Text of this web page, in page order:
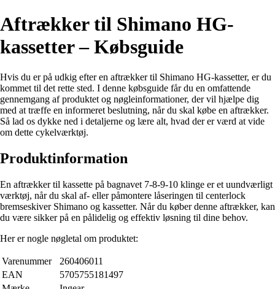
Aftrækker til Shimano HG-
kassetter – Købsguide
Hvis du er på udkig efter en aftrækker til Shimano HG-kassetter, er du
kommet til det rette sted. I denne købsguide får du en omfattende
gennemgang af produktet og nøgleinformationer, der vil hjælpe dig
med at træffe en informeret beslutning, når du skal købe en aftrækker.
Så lad os dykke ned i detaljerne og lære alt, hvad der er værd at vide
om dette cykelværktøj.
Produktinformation
En aftrækker til kassette på bagnavet 7-8-9-10 klinge er et uundværligt
værktøj, når du skal af- eller påmontere låseringen til centerlock
bremseskiver Shimano og kassetter. Når du køber denne aftrækker, kan
du være sikker på en pålidelig og effektiv løsning til dine behov.
Her er nogle nøgletal om produktet:
Varenummer
260406011
EAN
5705755181497